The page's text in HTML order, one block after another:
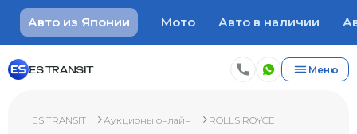
Авто из Японии Мото Авто в наличии
ES TRANSIT Меню
ES TRANSIT Аукционы онлайн ROLLS ROYCE